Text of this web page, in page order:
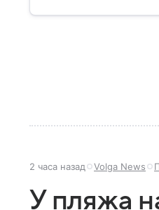
2 часа назад Volga News
У пляжа